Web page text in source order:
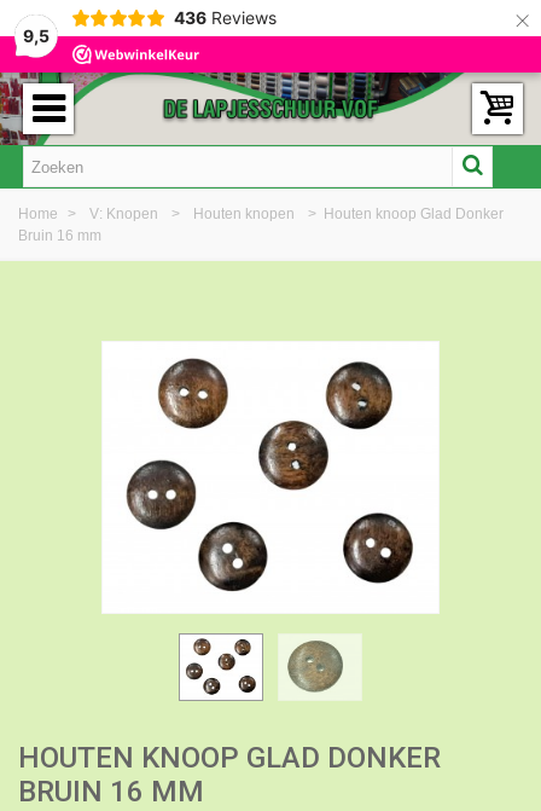
9,5
436 Reviews ×
Home > V: Knopen > Houten knopen > Houten knoop Glad Donker
Bruin 16 mm
HOUTEN KNOOP GLAD DONKER
BRUIN 16 MM